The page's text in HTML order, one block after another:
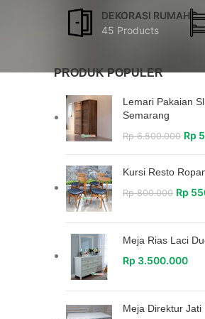
DEKORASI RUMAH
45 Products
PRODUK POPULER
Lemari Pakaian
Semarang
Rp6.500.000 Rp
Kursi Resto
Rp800.000 Rp
Meja Rias Laci
Rp 3.500.000
Meja Direktur Jati